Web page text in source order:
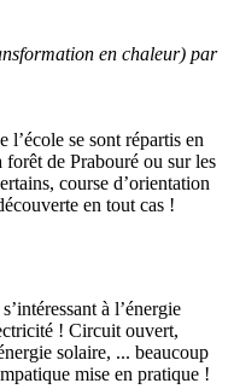
en chaleur) par
l’école se sont répartis en
forêt de Prabouré ou sur les
course d’orientation
en tout cas !
à l’énergie
! Circuit ouvert,
solaire, ... beaucoup
mise en pratique !